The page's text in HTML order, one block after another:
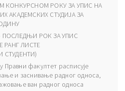
КОНКУРСНОМ РОКУ ЗА УПИС НА
АКАДЕМСКИХ СТУДИЈА ЗА
РОК ЗА УПИС
РАНГ ЛИСТЕ
СТУДЕНТИ)
Правни факултет расписује
и заснивање радног односа,
ван радног односа